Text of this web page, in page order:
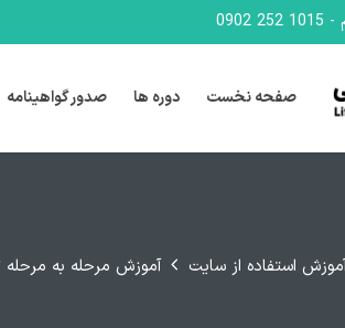
صفحه نخست دوره ها صدور گواهینامه
استفاده از سایت آموزش مرحله به